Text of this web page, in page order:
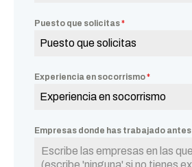
Puesto que solicitas*
Puesto que solicitas
Experiencia en socorrismo*
Experiencia en socorrismo
Empresas donde has trabajado antes